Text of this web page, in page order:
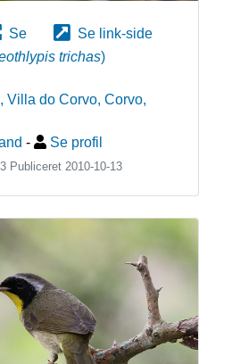
Se
Se link-side
trichas)
Villa do Corvo, Corvo,
- Se profil
Publiceret 2010-10-13